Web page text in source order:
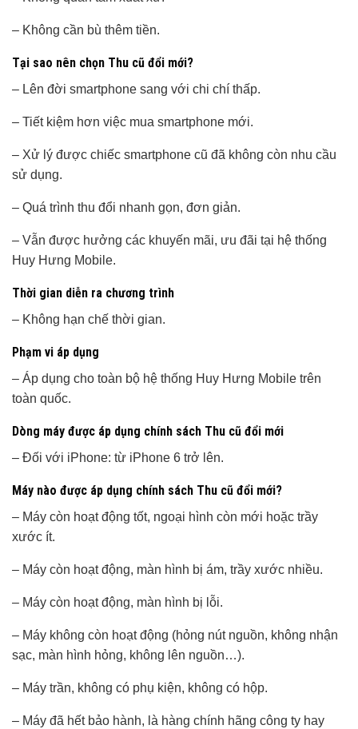
– Không cần bù thêm tiền.
Tại sao nên chọn Thu cũ đổi mới?
– Lên đời smartphone sang với chi chí thấp.
– Tiết kiệm hơn việc mua smartphone mới.
– Xử lý được chiếc smartphone cũ đã không còn nhu cầu
sử dụng.
– Quá trình thu đổi nhanh gọn, đơn giản.
– Vẫn được hưởng các khuyến mãi, ưu đãi tại hệ thống
Huy Hưng Mobile.
Thời gian diễn ra chương trình
– Không hạn chế thời gian.
Phạm vi áp dụng
– Áp dụng cho toàn bộ hệ thống Huy Hưng Mobile trên
toàn quốc.
Dòng máy được áp dụng chính sách Thu cũ đổi mới
– Đối với iPhone: từ iPhone 6 trở lên.
Máy nào được áp dụng chính sách Thu cũ đổi mới?
– Máy còn hoạt động tốt, ngoại hình còn mới hoặc trầy
xước ít.
– Máy còn hoạt động, màn hình bị ám, trầy xước nhiều.
– Máy còn hoạt động, màn hình bị lỗi.
– Máy không còn hoạt động (hỏng nút nguồn, không nhận
sạc, màn hình hỏng, không lên nguồn…).
– Máy trần, không có phụ kiện, không có hộp.
– Máy đã hết bảo hành, là hàng chính hãng công ty hay